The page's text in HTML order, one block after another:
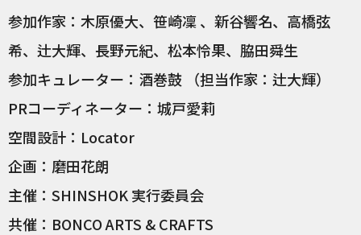
参加作家：木原優大、笹崎凜 、新谷響名、高橋弦
希、辻大輝、長野元紀、松本怜果、脇田舜生
参加キュレーター：酒巻鼓 （担当作家：辻大輝）
PRコーディネーター：城戸愛莉
空間設計：Locator
企画：磨田花朗
主催：SHINSHOK 実行委員会
共催：BONCO ARTS & CRAFTS